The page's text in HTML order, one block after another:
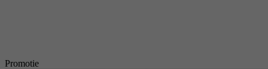
Promotie